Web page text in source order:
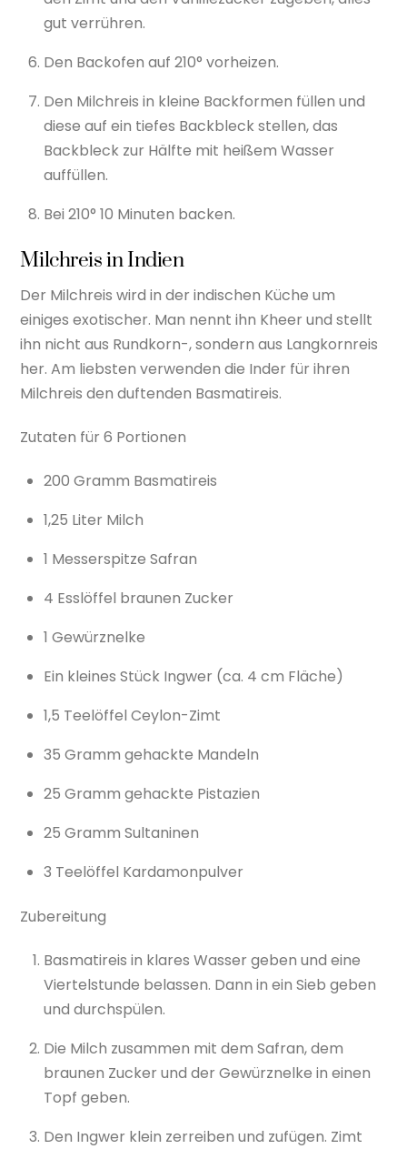
gut verrühren.
Den Backofen auf 210° vorheizen.
Den Milchreis in kleine Backformen füllen und
diese auf ein tiefes Backbleck stellen, das
Backbleck zur Hälfte mit heißem Wasser
auffüllen.
Bei 210° 10 Minuten backen.
Milchreis in Indien
Der Milchreis wird in der indischen Küche um
einiges exotischer. Man nennt ihn Kheer und stellt
ihn nicht aus Rundkorn-, sondern aus Langkornreis
her. Am liebsten verwenden die Inder für ihren
Milchreis den duftenden Basmatireis.
Zutaten für 6 Portionen
200 Gramm Basmatireis
1,25 Liter Milch
1 Messerspitze Safran
4 Esslöffel braunen Zucker
1 Gewürznelke
Ein kleines Stück Ingwer (ca. 4 cm Fläche)
1,5 Teelöffel Ceylon-Zimt
35 Gramm gehackte Mandeln
25 Gramm gehackte Pistazien
25 Gramm Sultaninen
3 Teelöffel Kardamonpulver
Zubereitung
Basmatireis in klares Wasser geben und eine
Viertelstunde belassen. Dann in ein Sieb geben
und durchspülen.
Die Milch zusammen mit dem Safran, dem
braunen Zucker und der Gewürznelke in einen
Topf geben.
Den Ingwer klein zerreiben und zufügen. Zimt